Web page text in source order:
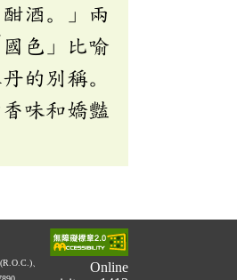
酒。」兩
色」比喻
的別稱。
味和嬌豔
、
Online